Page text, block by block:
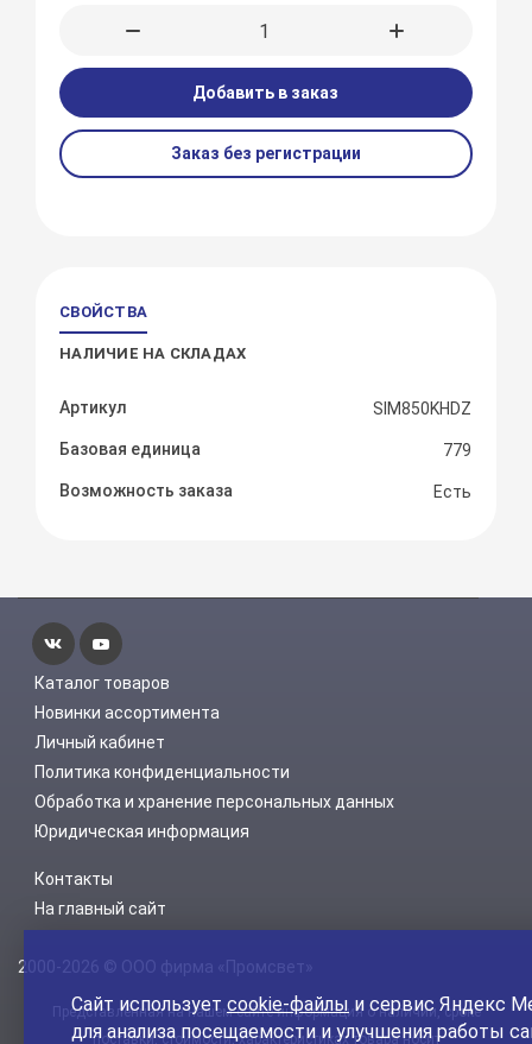
Добавить в заказ
Заказ без регистрации
СВОЙСТВА
НАЛИЧИЕ НА СКЛАДАХ
Артикул SIM850KHDZ
Базовая единица 779
Возможность заказа Есть
Каталог товаров
Новинки ассортимента
Личный кабинет
Политика конфиденциальности
Обработка и хранение персональных данных
Юридическая информация
Контакты
На главный сайт
2000-2026 © ООО фирма «Промсвет»
Представленная на нашем сайте информация о наличии, сроке
поставки, стоимости, характеристиках товара носит
Сайт используетcookie-файлы и сервис Яндекс
для анализа посещаемости и улучшения работы